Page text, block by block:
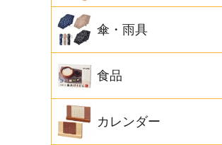
傘・雨具
食品
カレンダー